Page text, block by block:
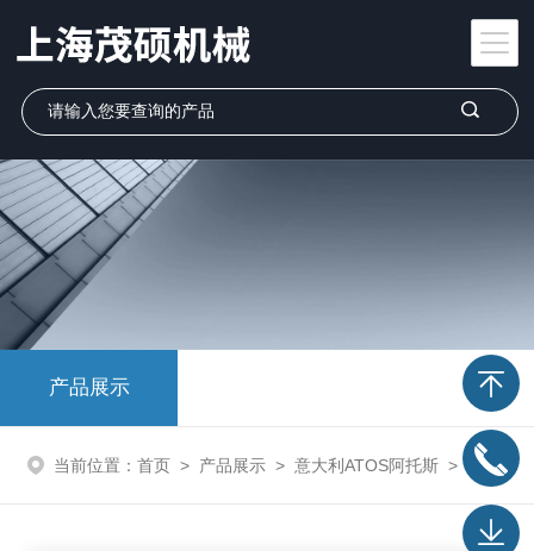
产品展示
当前位置： 首页 > 产品展示 > 意大利ATOS阿托斯 > 阿托斯ATOS柱塞泵